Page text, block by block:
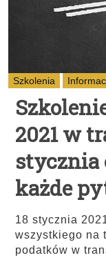
Szkolenia
2021 w
stycznia
każde
18 stycznia
wszystkiego na
podatków w